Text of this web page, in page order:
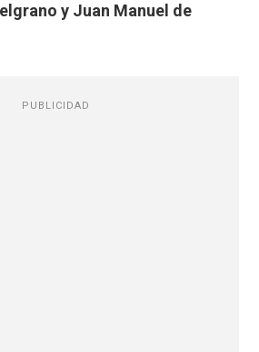
y Juan Manuel de
PUBLICIDAD